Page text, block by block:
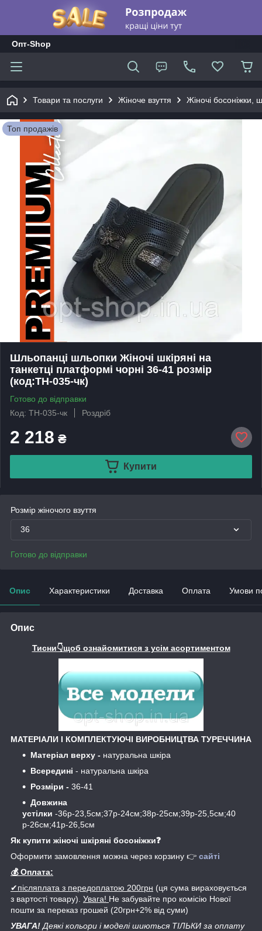
Опт-Shop
Товари та послуги Жіноче взуття Жіночі босоніжки,
Топ продажів
Шльопанці шльопки Жіночі шкіряні на
танкетці платформі чорні 36-41 розмір
(код:ТН-035-чк)
Готово до відправки
Код: ТН-035-чк
Роздріб
2 218 ₴
Купити
Розмір жіночого взуття
36
Готово до відправки
Опис Характеристики Доставка Оплата Умови
Опис
Тисни👇щоб ознайомитися з усім асортиментом
МАТЕРІАЛИ І КОМПЛЕКТУЮЧІ ВИРОБНИЦТВА ТУРЕЧЧИНА
Матеріал верху - натуральна шкіра
Всередині - натуральна шкіра
Розміри - 36-41
Довжина
устілки -36р-23,5см;37р-24см;38р-25см;39р-25,5см;40
р-26см;41р-26,5см
Як купити жіночі шкіряні босоніжки❓
Оформити замовлення можна через корзину 👉 сайті
💰 Оплата:
✔післяплата з передоплатою 200грн (ця сума вираховується
з вартості товару). Увага! Не забувайте про комісію Нової
пошти за переказ грошей (20грн+2% від суми)
УВАГА! Деякі кольори і моделі шиються ТІЛЬКИ за оплату